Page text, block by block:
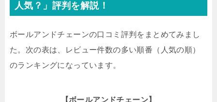
人気？」評判を解説！
ボールアンドチェーンの口コミ評判をまとめてみまし
た。次の表は、レビュー件数の多い順番（人気の順）
のランキングになっています。
【ボールアンドチェーン】